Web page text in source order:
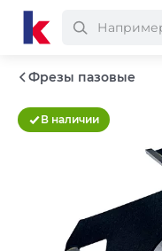
Фрезы пазовые
В наличии